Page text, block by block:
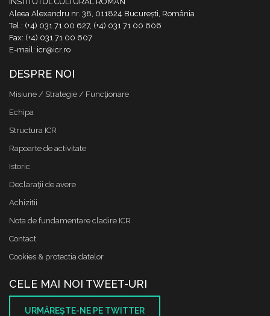
Aleea Alexandru nr. 38, 011824 București, România
Tel.: (+4) 031 71 00 627, (+4) 031 71 00 606
Fax: (+4) 031 71 00 607
E-mail: icr@icr.ro
DESPRE NOI
Misiune / Strategie / Funcţionare
Echipa
Structura ICR
Rapoarte de activitate
Istoric
Declaraţii de avere
Achizitii
Nota de fundamentare cladire ICR
Contact
Cookies & protectia datelor
CELE MAI NOI TWEET-URI
URMĂREŞTE-NE PE TWITTER